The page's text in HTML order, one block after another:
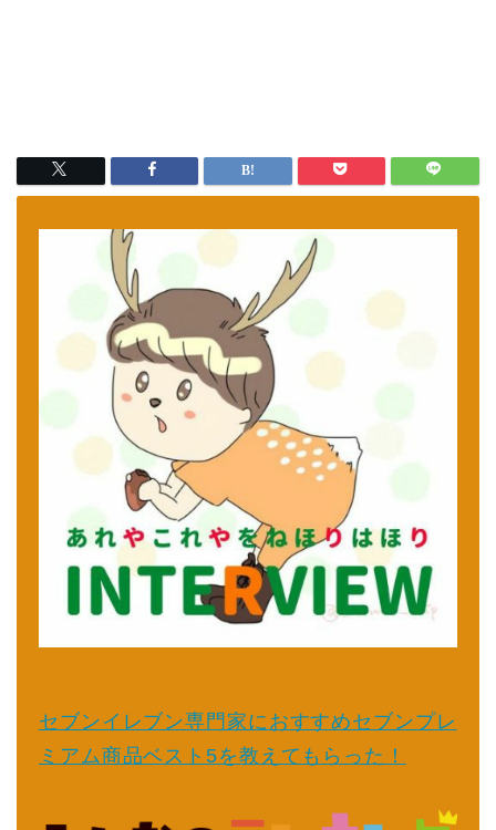
セブンイレブン専門家におすすめセブンプレ
ミアム商品ベスト5を教えてもらった！